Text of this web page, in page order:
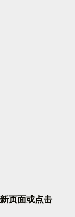
新页面或点击